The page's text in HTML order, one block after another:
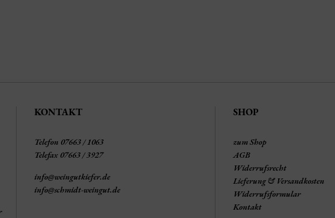
KONTAKT
Telefon 07663 / 1063
Telefax 07663 / 3927
info@weingutkiefer.de
info@schmidt-weingut.de
SHOP
zum Shop
AGB
Widerrufsrecht
Lieferung & Versandkosten
Widerrufsformular
Kontakt